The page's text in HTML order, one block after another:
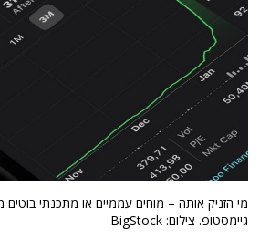
מי הזניק אותה – מוחים עממיים או מתכנתי בוטים
גיימסטופ. צילום: BigStock